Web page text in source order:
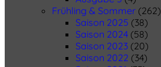
Frühling & Sommer (262)
Saison 2025 (38)
Saison 2024 (58)
Saison 2023 (20)
Saison 2022 (34)